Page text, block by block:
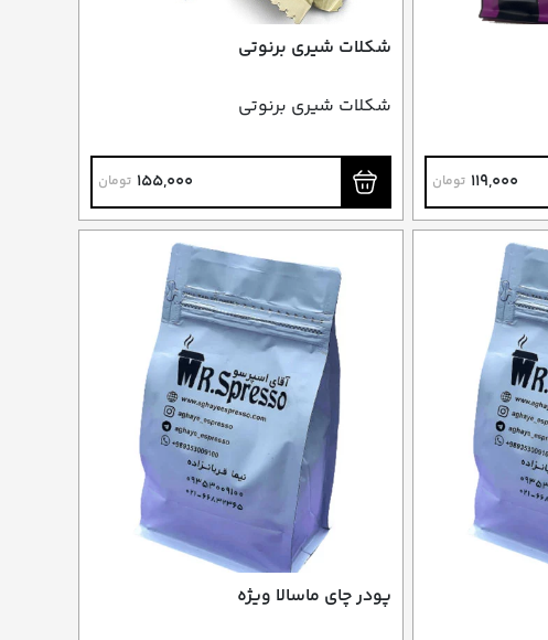
119,000 تومان
شکلات شیری برنوتی
شکلات شیری برنوتی
155,000 تومان
پودر چای ماسالا ویژه